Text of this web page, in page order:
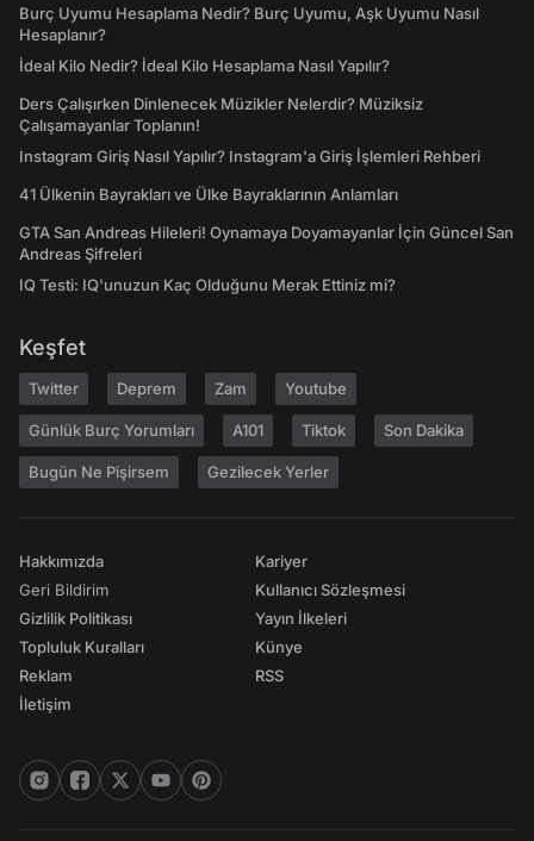
Burç Uyumu Hesaplama Nedir? Burç Uyumu, Aşk Uyumu Nasıl
Hesaplanır?
İdeal Kilo Nedir? İdeal Kilo Hesaplama Nasıl Yapılır?
Ders Çalışırken Dinlenecek Müzikler Nelerdir? Müziksiz
Çalışamayanlar Toplanın!
Instagram Giriş Nasıl Yapılır? Instagram'a Giriş İşlemleri Rehberi
41 Ülkenin Bayrakları ve Ülke Bayraklarının Anlamları
GTA San Andreas Hileleri! Oynamaya Doyamayanlar İçin Güncel San
Andreas Şifreleri
IQ Testi: IQ'unuzun Kaç Olduğunu Merak Ettiniz mi?
Keşfet
Twitter Deprem Zam Youtube
Günlük Burç Yorumları A101 Tiktok Son Dakika
Bugün Ne Pişirsem Gezilecek Yerler
Hakkımızda
Geri Bildirim
Gizlilik Politikası
Topluluk Kuralları
Reklam
İletişim
Kariyer
Kullanıcı Sözleşmesi
Yayın İlkeleri
Künye
RSS